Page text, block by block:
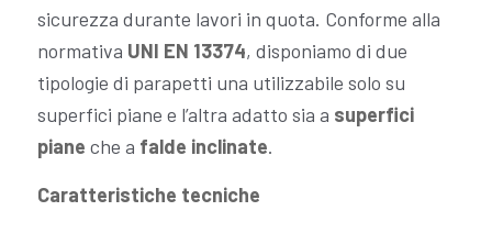
sicurezza durante lavori in quota. Conforme alla
normativa UNI EN 13374, disponiamo di due
tipologie di parapetti una utilizzabile solo su
superfici piane e l’altra adatto sia a superfici
piane che a falde inclinate.
Caratteristiche tecniche